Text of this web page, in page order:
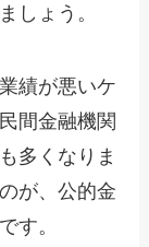
しょう。
績が悪いケ
間金融機関
多くなりま
が、公的金
す。